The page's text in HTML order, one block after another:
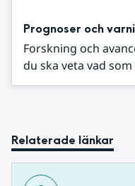
Prognoser och
Forskning och
du ska veta vad som
Relaterade länkar